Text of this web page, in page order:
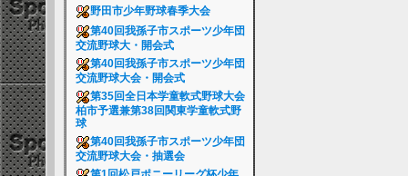
野田市少年野球春季大会
第40回我孫子市スポーツ少年団
交流野球大・開会式
第40回我孫子市スポーツ少年団
交流野球大会・開会式
第35回全日本学童軟式野球大会
柏市予選兼第38回関東学童軟式野
球
第40回我孫子市スポーツ少年団
交流野球大会・抽選会